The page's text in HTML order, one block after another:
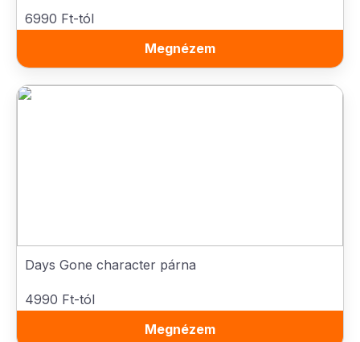
6990 Ft-tól
Megnézem
Days Gone character párna
4990 Ft-tól
Megnézem